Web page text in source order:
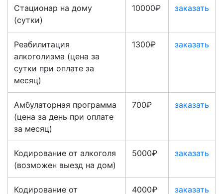
Стационар на дому
(сутки)
10000₽ заказать
Реабилитация
алкоголизма (цена за
сутки при оплате за
месяц)
1300₽ заказать
Амбулаторная программа
(цена за день при оплате
за месяц)
700₽ заказать
Кодирование от алкоголя
(возможен выезд на дом)
5000₽ заказать
Кодирование от
4000₽ заказать